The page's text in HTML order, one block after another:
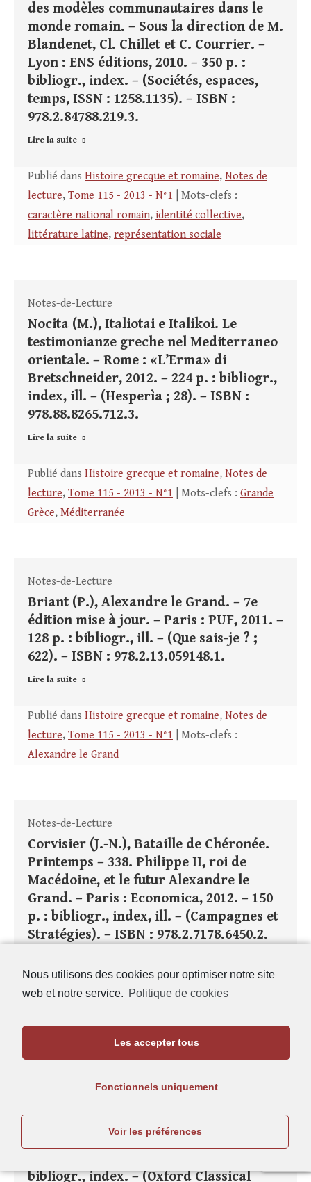
Nous utilisons des cookies pour optimiser notre site
web et notre service. Politique de cookies
Les accepter tous
Fonctionnels uniquement
Voir les préférences
des modèles communautaires dans le
monde romain. – Sous la direction de M.
Blandenet, Cl. Chillet et C. Courrier. –
Lyon : ENS éditions, 2010. – 350 p. :
bibliogr., index. – (Sociétés, espaces,
temps, ISSN : 1258.1135). – ISBN :
978.2.84788.219.3.
Lire la suite
Publié dans Histoire grecque et romaine, Notes de
lecture, Tome 115 - 2013 - N°1 | Mots-clefs :
caractère national romain, identité collective,
littérature latine, représentation sociale
Notes-de-Lecture
Nocita (M.), Italiotai e Italikoi. Le
testimonianze greche nel Mediterraneo
orientale. – Rome : «L’Erma» di
Bretschneider, 2012. – 224 p. : bibliogr.,
index, ill. – (Hesperìa ; 28). – ISBN :
978.88.8265.712.3.
Lire la suite
Publié dans Histoire grecque et romaine, Notes de
lecture, Tome 115 - 2013 - N°1 | Mots-clefs : Grande
Grèce, Méditerranée
Notes-de-Lecture
Briant (P.), Alexandre le Grand. – 7e
édition mise à jour. – Paris : PUF, 2011. –
128 p. : bibliogr., ill. – (Que sais-je ? ;
622). – ISBN : 978.2.13.059148.1.
Lire la suite
Publié dans Histoire grecque et romaine, Notes de
lecture, Tome 115 - 2013 - N°1 | Mots-clefs :
Alexandre le Grand
Notes-de-Lecture
Corvisier (J.-N.), Bataille de Chéronée.
Printemps – 338. Philippe II, roi de
Macédoine, et le futur Alexandre le
Grand. – Paris : Economica, 2012. – 150
p. : bibliogr., index, ill. – (Campagnes et
Stratégies). – ISBN : 978.2.7178.6450.2.
Publié dans Histoire grecque et romaine,Notes de
Land in Ancient Athens. – Oxford :
bibliogr., index. – (Oxford Classical